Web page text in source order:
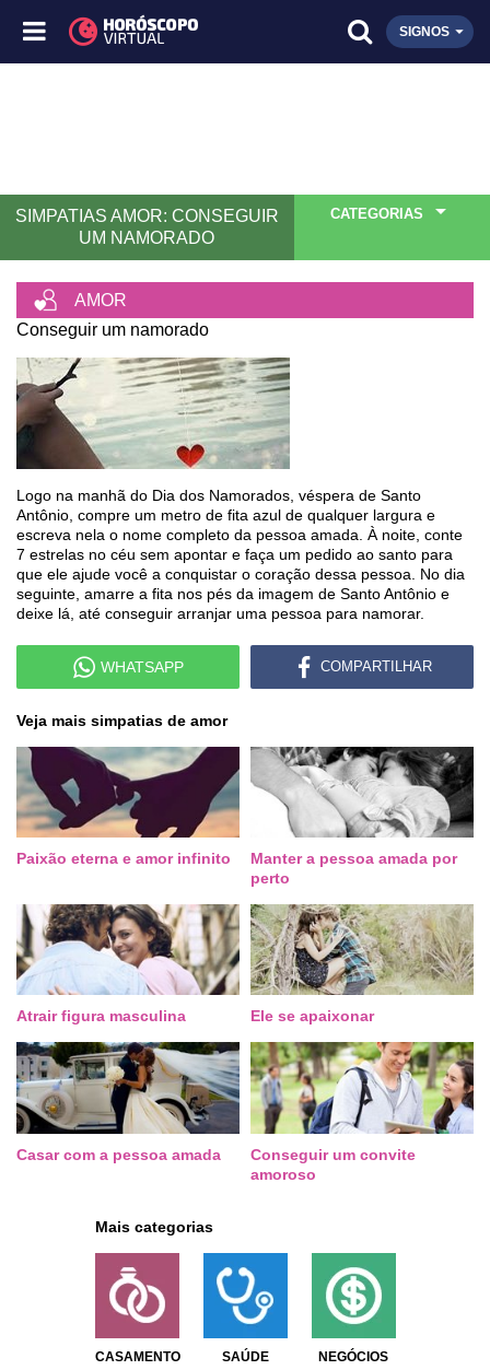
SIGNOS
SIMPATIAS AMOR: CONSEGUIR
UM NAMORADO
CATEGORIAS
AMOR
Conseguir um namorado
Logo na manhã do Dia dos Namorados, véspera de Santo
Antônio, compre um metro de fita azul de qualquer largura e
escreva nela o nome completo da pessoa amada. À noite, conte
7 estrelas no céu sem apontar e faça um pedido ao santo para
que ele ajude você a conquistar o coração dessa pessoa. No dia
seguinte, amarre a fita nos pés da imagem de Santo Antônio e
deixe lá, até conseguir arranjar uma pessoa para namorar.
WHATSAPP COMPARTILHAR
Veja mais simpatias de amor
Paixão eterna e amor infinito
Manter a pessoa amada por
perto
Atrair figura masculina Ele se apaixonar
Casar com a pessoa amada
Conseguir um convite
amoroso
Mais categorias
CASAMENTO SAÚDE NEGÓCIOS